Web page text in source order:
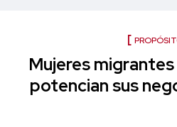
Mujeres
potencian sus